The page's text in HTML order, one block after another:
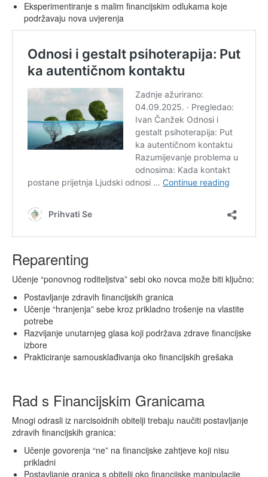
Eksperimentiranje s malim financijskim odlukama koje
podržavaju nova uvjerenja
Reparenting
Učenje “ponovnog roditeljstva” sebi oko novca može biti ključno:
Postavljanje zdravih financijskih granica
Učenje “hranjenja” sebe kroz prikladno trošenje na vlastite
potrebe
Razvijanje unutarnjeg glasa koji podržava zdrave financijske
izbore
Prakticiranje samousklađivanja oko financijskih grešaka
Rad s Financijskim Granicama
Mnogi odrasli iz narcisoidnih obitelji trebaju naučiti postavljanje
zdravih financijskih granica:
Učenje govorenja “ne” na financijske zahtjeve koji nisu
prikladni
Postavljanje granica s obitelji oko financijske manipulacije